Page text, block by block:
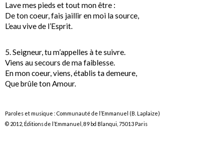
Lave mes pieds et tout mon être :
De ton coeur, fais jaillir en moi la source,
L’eau vive de l’Esprit.
5. Seigneur, tu m’appelles à te suivre.
Viens au secours de ma faiblesse.
En mon coeur, viens, établis ta demeure,
Que brûle ton Amour.
Paroles et musique : Communauté de l’Emmanuel (B. Laplaize)
© 2012, Éditions de l’Emmanuel, 89 bd Blanqui, 75013 Paris